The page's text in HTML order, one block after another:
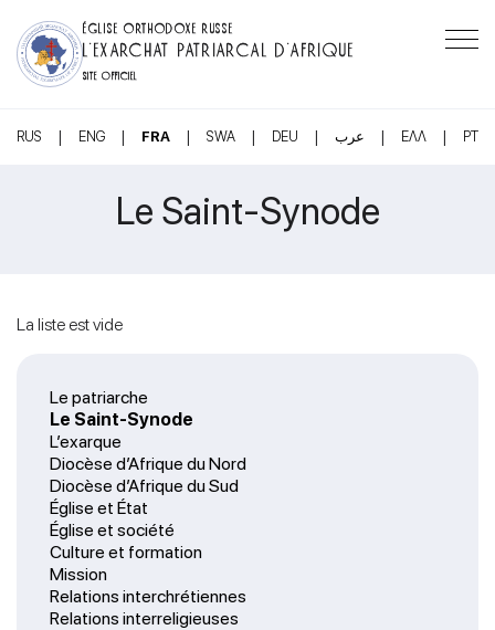
ÉGLISE ORTHODOXE RUSSE
L’EXARCHAT PATRIARCAL D’AFRIQUE
SITE OFFICIEL
RUS | ENG | FRA | SWA | DEU | عرب | ΕΛΛ | PT
Le Saint-Synode
Le patriarche
Le Saint-Synode
L’exarque
Diocèse d’Afrique du Nord
Diocèse d’Afrique du Sud
Église et État
Église et société
Culture et formation
Mission
Relations interchrétiennes
Relations interreligieuses
La liste est vide